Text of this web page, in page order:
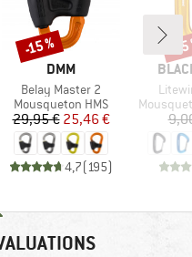
MARQUE
DMM
Article
Belay Master 2
Product group
Mousqueton HMS
Prix
29,95 €Prix réduit
25,46 €
4,7(195)
Remise
-15 %
Article
Product
-